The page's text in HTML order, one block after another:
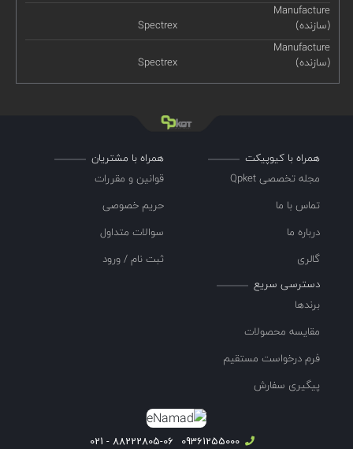
Manufacture
(سازنده)
Spectrex
Manufacture
(سازنده)
Spectrex
همراه با کیوپیکت
مجله تخصصی Qpket
تماس با ما
درباره ما
گالری
همراه با مشتریان
قوانین و مقررات
حریم خصوصی
سوالات متداول
ثبت نام / ورود
دسترسی سریع
برندها
مقایسه محصولات
فرم درخواست مستقیم
پیگیری سفارش
09361255000
88222805-06 - 021